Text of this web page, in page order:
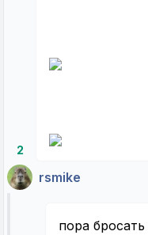
2
rsmike
пора